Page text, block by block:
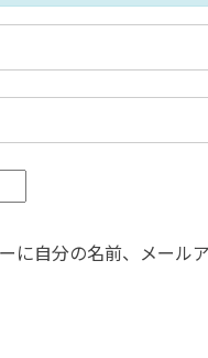
自分の名前、メール